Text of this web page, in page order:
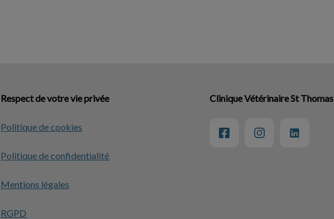
Respect de votre vie privée
Politique de cookies
Politique de confidentialité
Mentions légales
RGPD
Clinique Vétérinaire St Thomas